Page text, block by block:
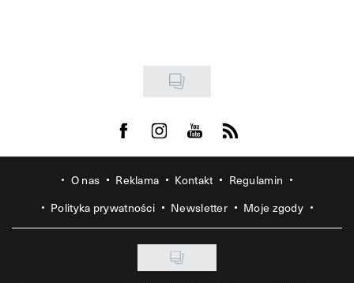
Visit us on Facebook
Visit us on Instagram
Visit us on Youtube
Visit us on Rss
O nas Reklama Kontakt
Regulamin
Polityka prywatności
Newsletter Moje zgody